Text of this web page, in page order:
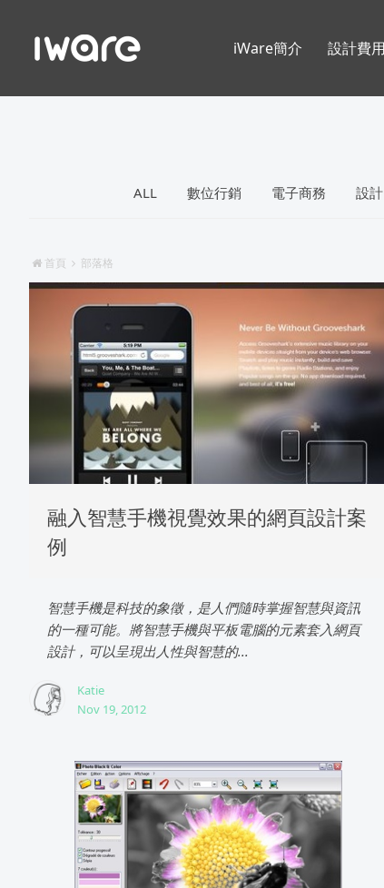
ALL 數位行銷 電子商務 設計
首頁 部落格
融入智慧手機視覺效果的網頁設計案
例
智慧手機是科技的象徵，是人們隨時掌握智慧與資訊
的一種可能。將智慧手機與平板電腦的元素套入網頁
設計，可以呈現出人性與智慧的...
Katie
Nov 19, 2012